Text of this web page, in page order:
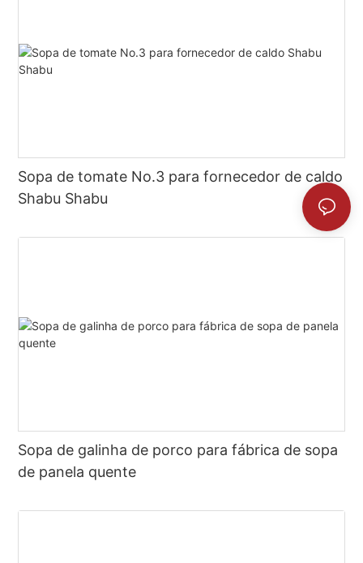
Sopa de tomate No.3 para fornecedor de caldo
Shabu Shabu
Sopa de galinha de porco para fábrica de sopa
de panela quente